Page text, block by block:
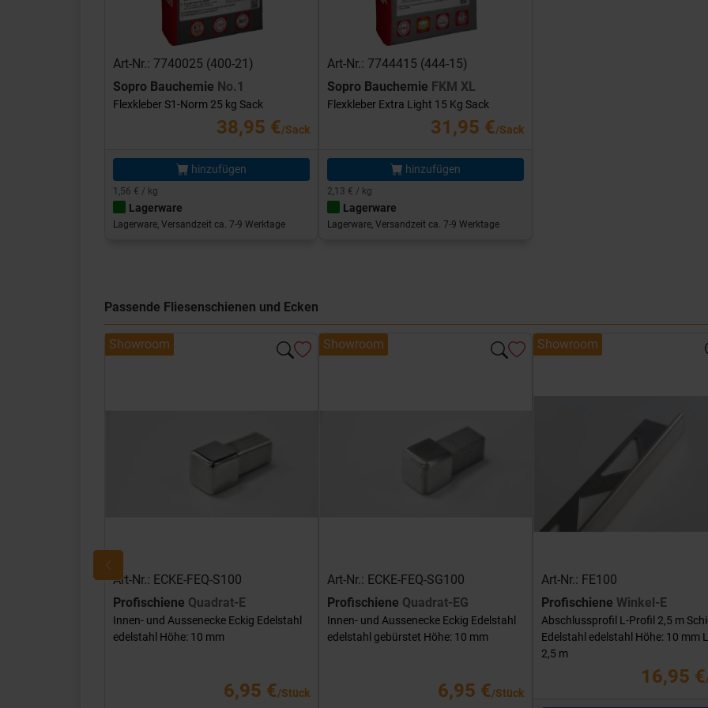
Art-Nr.: 7740025 (400-21)
Sopro Bauchemie No.1
Flexkleber S1-Norm 25 kg Sack
38,95 €/Sack
hinzufügen
1,56 € / kg
Lagerware
Lagerware, Versandzeit ca. 7-9 Werktage
Art-Nr.: 7744415 (444-15)
Sopro Bauchemie FKM XL
Flexkleber Extra Light 15 Kg Sack
31,95 €/Sack
hinzufügen
2,13 € / kg
Lagerware
Lagerware, Versandzeit ca. 7-9 Werktage
Passende Fliesenschienen und Ecken
Showroom
Art-Nr.: ECKE-FEQ-S100
Profischiene Quadrat-E
Innen- und Aussenecke Eckig Edelstahl
edelstahl Höhe: 10 mm
6,95 €/Stück
Showroom
Art-Nr.: ECKE-FEQ-SG100
Profischiene Quadrat-EG
Innen- und Aussenecke Eckig Edelstahl
edelstahl gebürstet Höhe: 10 mm
6,95 €/Stück
Showroom
Art-Nr.: FE100
Profischiene Winkel-E
Abschlussprofil L-Profil 2,5 m
Edelstahl edelstahl Höhe: 10 mm
2,5 m
16,95 €